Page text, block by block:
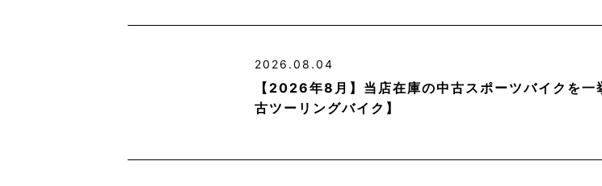
2026.08.04
【2026年8月】当店在庫の中古スポーツバイクを
古ツーリングバイク】